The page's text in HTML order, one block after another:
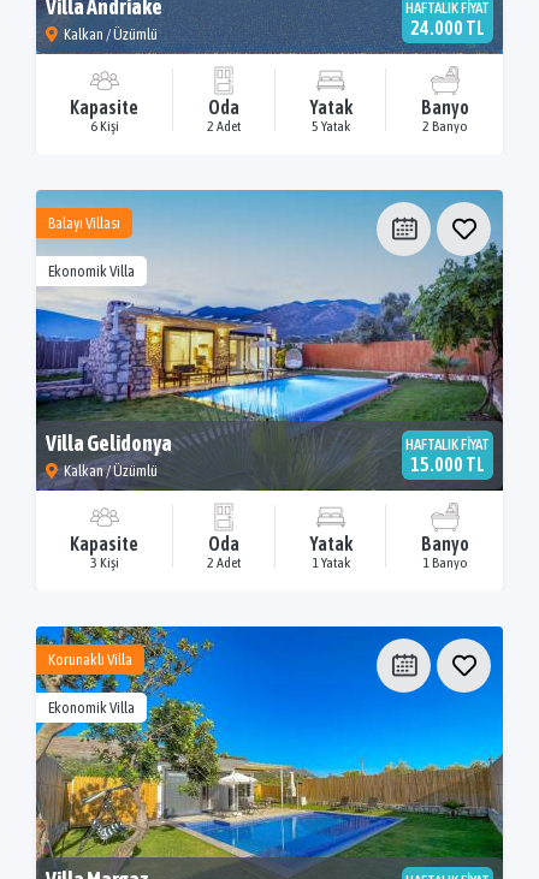
Villa Andriake
Kalkan / Üzümlü
HAFTALIK FİYAT
24.000 TL
Kapasite
6 Kişi
Oda
2 Adet
Yatak
5 Yatak
Banyo
2 Banyo
Balayı Villası
Ekonomik Villa
Villa Gelidonya
Kalkan / Üzümlü
HAFTALIK FİYAT
15.000 TL
Kapasite
3 Kişi
Oda
2 Adet
Yatak
1 Yatak
Banyo
1 Banyo
Korunaklı Villa
Ekonomik Villa